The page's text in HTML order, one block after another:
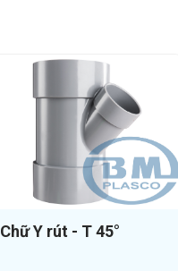
Lịch sử hình
Tầm nhìn - Sứ
cốt lõi
Sơ đồ tổ chức
Hệ thống quản
Thành tựu nổi
Chữ Y rút - T 45°